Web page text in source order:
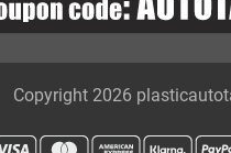
Copyright 2026